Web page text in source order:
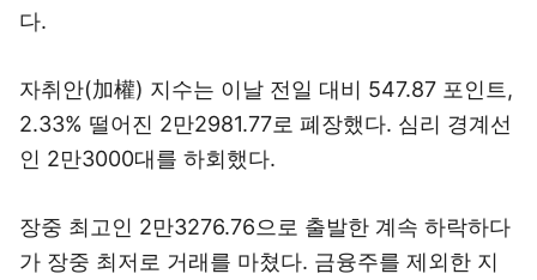
다.
자취안(加權) 지수는 이날 전일 대비 547.87 포인트,
2.33% 떨어진 2만2981.77로 폐장했다. 심리 경계선
인 2만3000대를 하회했다.
장중 최고인 2만3276.76으로 출발한 계속 하락하다
가 장중 최저로 거래를 마쳤다. 금융주를 제외한 지